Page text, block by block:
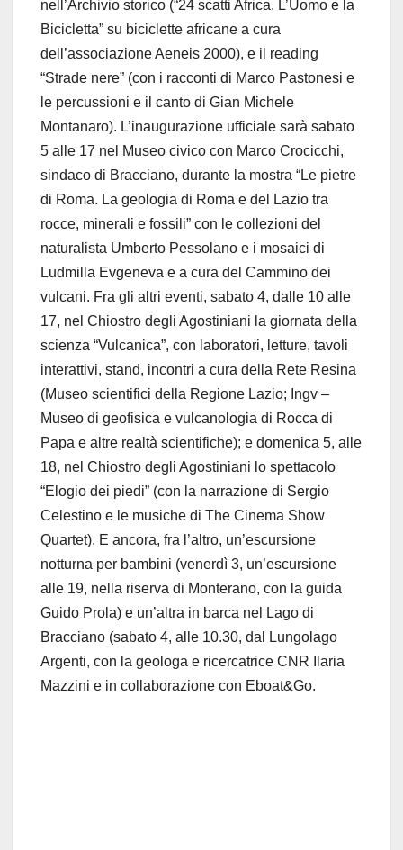
nell’Archivio storico (“24 scatti Africa. L’Uomo e la
Bicicletta” su biciclette africane a cura
dell’associazioneAeneis 2000), e il reading
“Strade nere” (con i racconti di Marco Pastonesi e
le percussioni e il canto di Gian Michele
Montanaro). L’inaugurazione ufficiale sarà sabato
5 alle 17 nel Museo civico con Marco Crocicchi,
sindaco di Bracciano, durante la mostra “Le pietre
di Roma. La geologia di Roma e del Lazio tra
rocce, minerali e fossili” con le collezioni del
naturalista Umberto Pessolano e i mosaici di
Ludmilla Evgeneva e a cura del Cammino dei
vulcani. Fra gli altri eventi, sabato 4, dalle 10 alle
17, nel Chiostro degli Agostiniani la giornata della
scienza “Vulcanica”, con laboratori, letture, tavoli
interattivi, stand, incontri a cura della Rete Resina
(Museo scientifici della Regione Lazio; Ingv –
Museo di geofisica e vulcanologia di Rocca di
Papa e altre realtà scientifiche); e domenica 5, alle
18, nel Chiostro degli Agostiniani lo spettacolo
“Elogio dei piedi” (con la narrazione di Sergio
Celestino e le musiche di The Cinema Show
Quartet). E ancora, fra l’altro, un’escursione
notturna per bambini (venerdì 3, un’escursione
alle 19, nella riserva di Monterano, con la guida
Guido Prola) e un’altra in barca nel Lago di
Bracciano (sabato 4, alle 10.30, dal Lungolago
Argenti, con la geologa e ricercatrice CNR
Ilaria
Mazzini e in collaborazione con Eboat&Go.